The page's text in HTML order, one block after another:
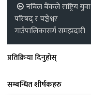
नबिल बैंकले राष्ट्रिय युवा
परिषद् र पञ्चेश्वर
गाउँपालिकासगँ समझदारी
प्रतिक्रिया दिनुहोस्
सम्बन्धित शीर्षकहरु